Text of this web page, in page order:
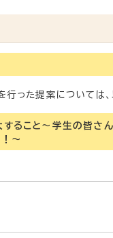
った提案については、
ること～学生の皆さ
～